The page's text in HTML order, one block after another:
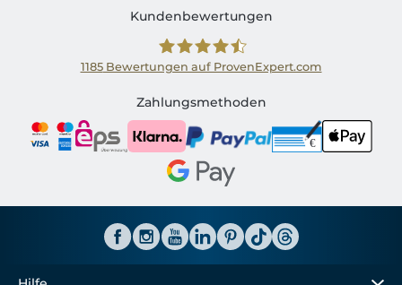
Kundenbewertungen
Shirtinator AT
1185Bewertungen auf ProvenExpert.com
Zahlungsmethoden